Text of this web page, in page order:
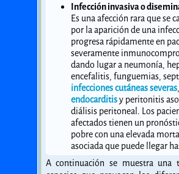
Infección invasiva o
Es una afección rara que se
por la aparición de una
progresa rápidamente en
severamente
dando lugar a neumonía,
encefalitis, funguemias,
infecciones cutáneas severas,
endocarditisy peritonitis
diálisis peritoneal. Los
afectados tienen un
pobre con una elevada
asociada que puede llegar
A continuación se muestra una